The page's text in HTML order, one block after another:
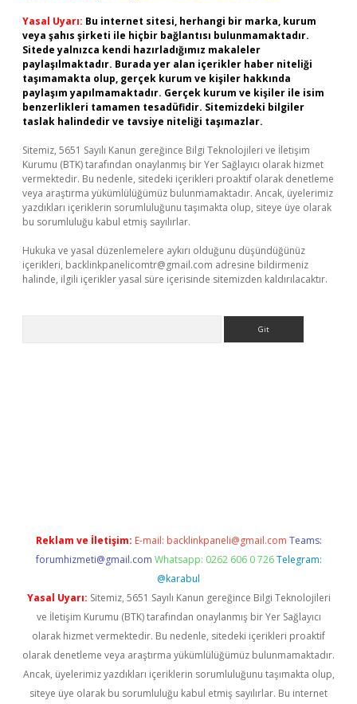
Yasal Uyarı: Bu internet sitesi, herhangi bir marka, kurum
veya şahıs şirketi ile hiçbir bağlantısı bulunmamaktadır.
Sitede yalnızca kendi hazırladığımız makaleler
paylaşılmaktadır. Burada yer alan içerikler haber niteliği
taşımamakta olup, gerçek kurum ve kişiler hakkında
paylaşım yapılmamaktadır. Gerçek kurum ve kişiler ile isim
benzerlikleri tamamen tesadüfidir. Sitemizdeki bilgiler
taslak halindedir ve tavsiye niteliği taşımazlar.
Sitemiz, 5651 Sayılı Kanun gereğince Bilgi Teknolojileri ve İletişim
Kurumu (BTK) tarafından onaylanmış bir Yer Sağlayıcı olarak hizmet
vermektedir. Bu nedenle, sitedeki içerikleri proaktif olarak denetleme
veya araştırma yükümlülüğümüz bulunmamaktadır. Ancak, üyelerimiz
yazdıkları içeriklerin sorumluluğunu taşımakta olup, siteye üye olarak
bu sorumluluğu kabul etmiş sayılırlar.
Hukuka ve yasal düzenlemelere aykırı olduğunu düşündüğünüz
içerikleri, backlinkpanelicomtr@gmail.com adresine bildirmeniz
halinde, ilgili içerikler yasal süre içerisinde sitemizden kaldırılacaktır.
Reklam ve İletişim: E-mail: backlinkpaneli@gmail.com Teams:
forumhizmeti@gmail.com Whatsapp: 0262 606 0 726 Telegram:
@karabul
Yasal Uyarı: Sitemiz, 5651 Sayılı Kanun gereğince Bilgi Teknolojileri
ve İletişim Kurumu (BTK) tarafından onaylanmış bir Yer Sağlayıcı
olarak hizmet vermektedir. Bu nedenle, sitedeki içerikleri proaktif
olarak denetleme veya araştırma yükümlülüğümüz bulunmamaktadır.
Ancak, üyelerimiz yazdıkları içeriklerin sorumluluğunu taşımakta olup,
siteye üye olarak bu sorumluluğu kabul etmiş sayılırlar. Bu internet